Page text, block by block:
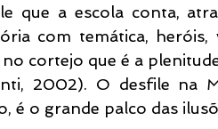
que a escola conta,
com temática,
cortejo que é a
2002). O desfile na
é o grande palco das